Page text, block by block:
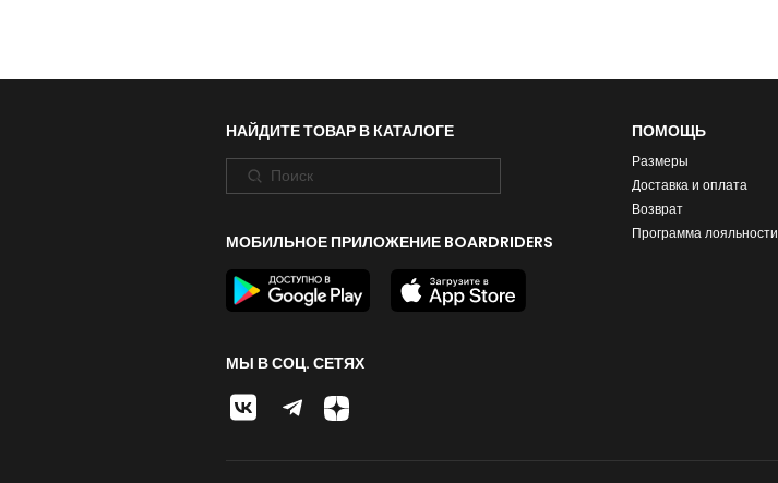
НАЙДИТЕ ТОВАР В КАТАЛОГЕ
МОБИЛЬНОЕ ПРИЛОЖЕНИЕ BOARDRIDERS
МЫ В СОЦ. СЕТЯХ
ПОМОЩЬ
Размеры
Доставка и оплата
Возврат
Программа лояльности